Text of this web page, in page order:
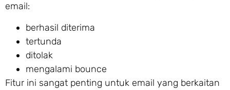
email:
berhasil diterima
tertunda
ditolak
mengalami bounce
Fitur ini sangat penting untuk email yang berkaitan